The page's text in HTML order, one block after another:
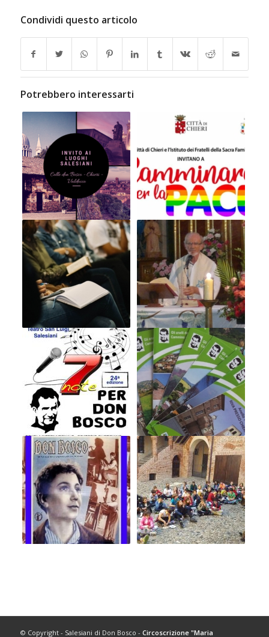
Condividi questo articolo
Potrebbero interessarti
© Copyright - Salesiani di Don Bosco - Circoscrizione "Maria